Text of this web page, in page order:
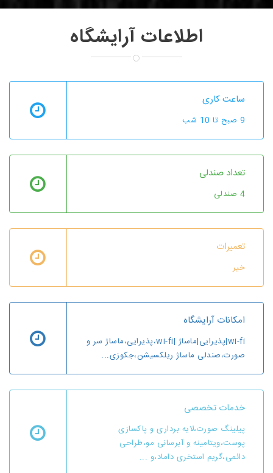
اطلاعات آرایشگاه
ساعت کاری
9 صبح تا 10 شب
تعداد صندلی
4 صندلی
تعمیرات
خیر
امکانات آرایشگاه
wi-fi|پذیرایی|ماساژ |wi-fi،پذیرایی،ماساژ سر و
صورت،صندلی ماساژ ریلکسیشن،جکوزی...
خدمات تخصصی
پیلینگ صورت،لایه برداری و پاکسازی
پوست،ویتامینه و آبرسانی مو،طراحی
دائمی،گریم استخری داماد،و ...